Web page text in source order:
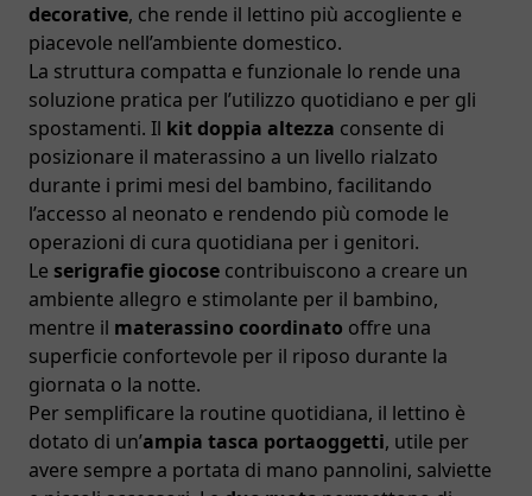
decorative, che rende il lettino più accogliente e
piacevole nell’ambiente domestico.
La struttura compatta e funzionale lo rende una
soluzione pratica per l’utilizzo quotidiano e per gli
spostamenti. Il kit doppia altezza consente di
posizionare il materassino a un livello rialzato
durante i primi mesi del bambino, facilitando
l’accesso al neonato e rendendo più comode le
operazioni di cura quotidiana per i genitori.
Le serigrafie giocose contribuiscono a creare un
ambiente allegro e stimolante per il bambino,
mentre il materassino coordinato offre una
superficie confortevole per il riposo durante la
giornata o la notte.
Per semplificare la routine quotidiana, il lettino è
dotato di un’ampia tasca portaoggetti, utile per
avere sempre a portata di mano pannolini, salviette